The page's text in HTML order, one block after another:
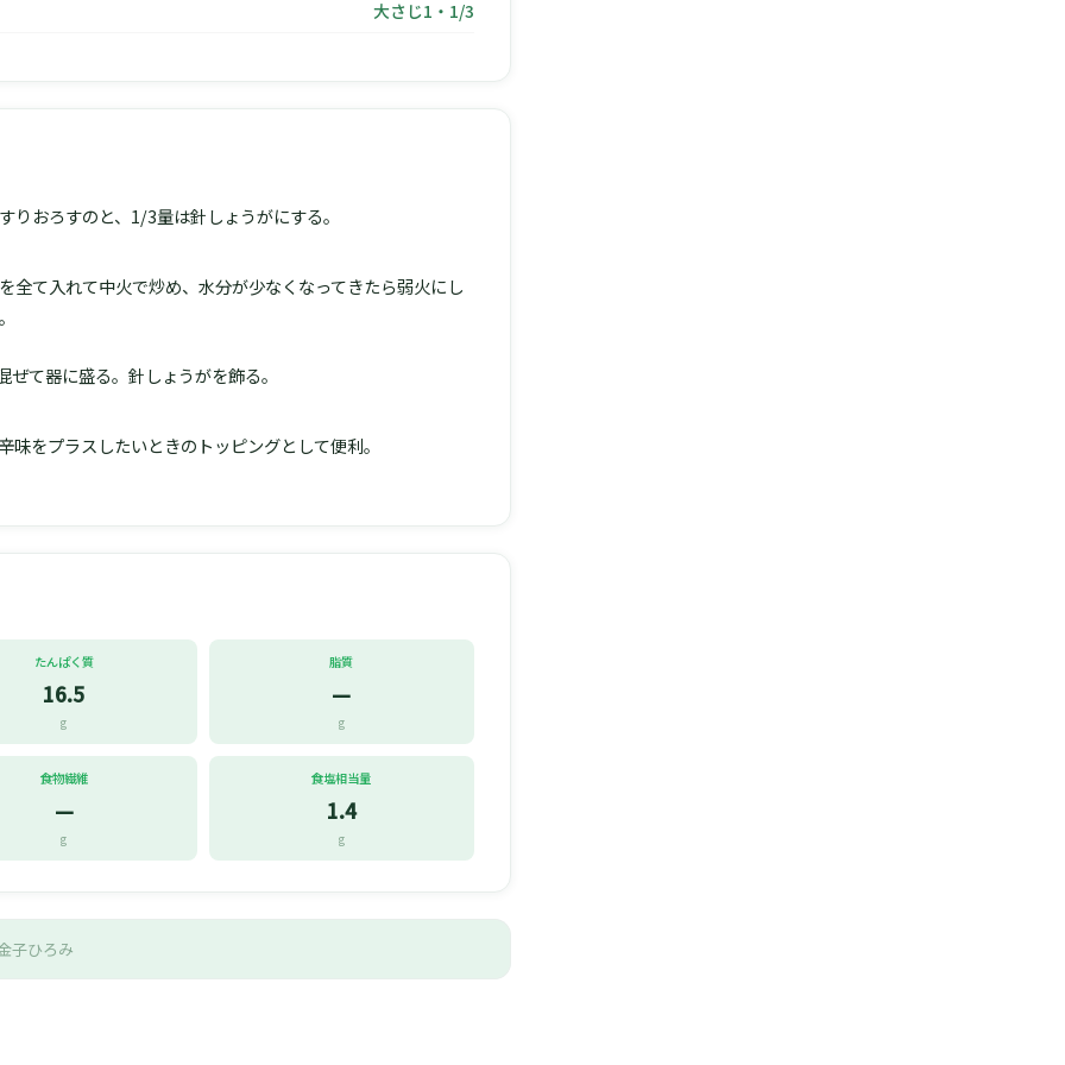
大さじ1・1/3
おろすのと、1/3量は針しょうがにする。
全て入れて中火で炒め、水分が少なくなってきたら弱火にし
て器に盛る。針しょうがを飾る。
をプラスしたいときのトッピングとして便利。
たんぱく質
16.5
g
脂質
—
g
食物繊維
—
g
食塩相当量
1.4
g
子ひろみ